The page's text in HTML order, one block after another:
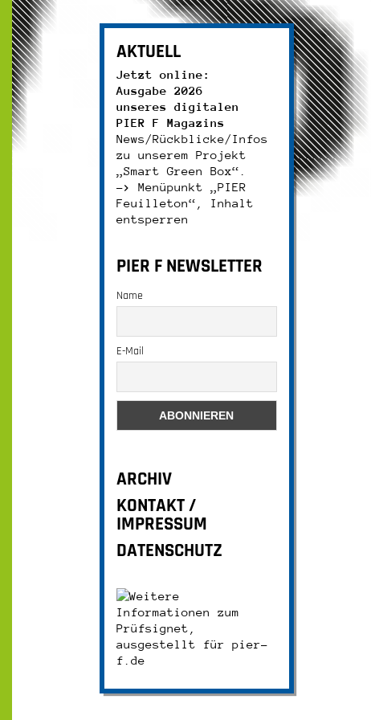
AKTUELL
Jetzt online:
Ausgabe 2026
unseres digitalen
PIER F Magazins
News/Rückblicke/Infos
zu unserem Projekt
„Smart Green Box“.
–>
Menüpunkt „PIER
Feuilleton“, Inhalt
entsperren
PIER F NEWSLETTER
Name
E-Mail
ARCHIV
KONTAKT /
IMPRESSUM
DATENSCHUTZ